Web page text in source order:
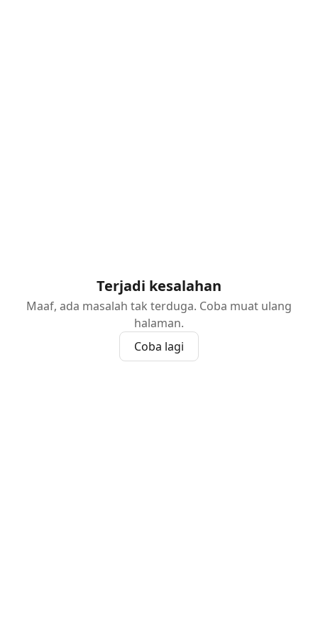
Terjadi kesalahan
Maaf, ada masalah tak terduga. Coba muat ulang
halaman.
Coba lagi